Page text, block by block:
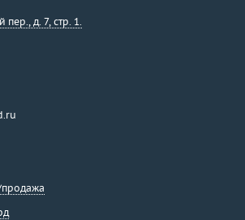
пер., д. 7, стр. 1.